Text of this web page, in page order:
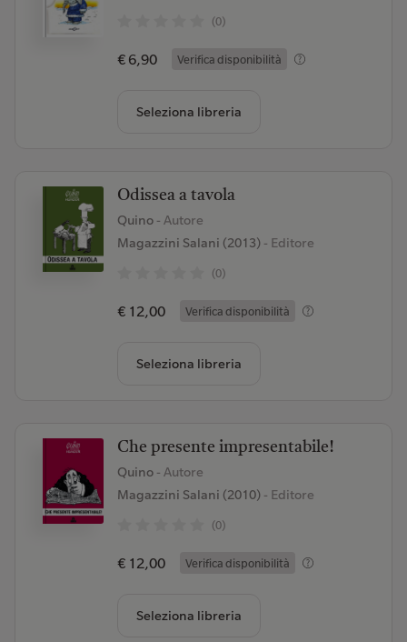
(0)
€ 6,90 Verifica disponibilità
Seleziona libreria
Odissea a tavola
Quino - Autore
Magazzini Salani (2013)- Editore
(0)
€ 12,00 Verifica disponibilità
Seleziona libreria
Che presente impresentabile!
Quino - Autore
Magazzini Salani (2010)- Editore
(0)
€ 12,00 Verifica disponibilità
Seleziona libreria